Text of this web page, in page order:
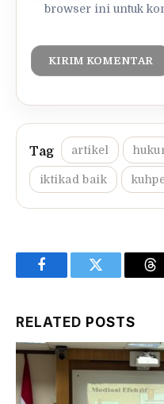
browser ini untuk
artikel
iktikad baik
FacebookTwitter
RELATED POSTS